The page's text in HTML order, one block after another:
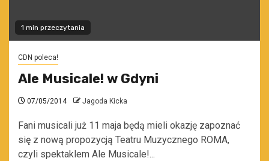
1 min przeczytania
CDN poleca!
Ale Musicale! w Gdyni
07/05/2014 Jagoda Kicka
Fani musicali już 11 maja będą mieli okazję zapoznać
się z nową propozycją Teatru Muzycznego ROMA,
czyli spektaklem Ale Musicale!...